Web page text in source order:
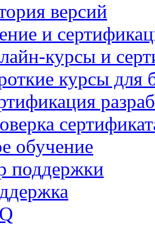
версий
и
курсы и
курсы для
обучение
поддержки